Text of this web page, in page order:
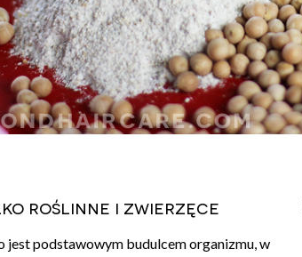
roślinne i zwierzęce
jest podstawowym budulcem organizmu, w